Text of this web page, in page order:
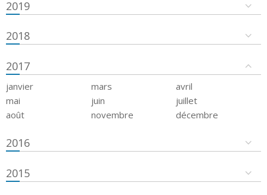
2019
2018
2017
janvier mars
avril
mai
juin
juillet
août
novembre décembre
2016
2015